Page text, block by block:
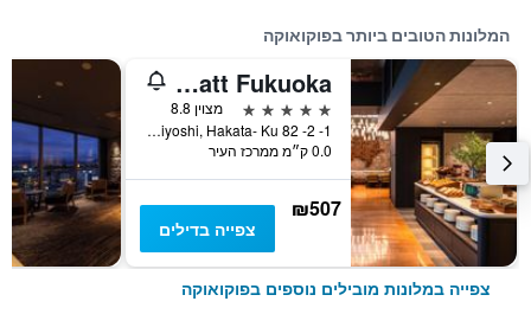
המלונות הטובים ביותר בפוקואוקה
Grand Hyatt Fukuoka
5 כוכבים
מצוין 8.8
1- 2- 82 Sumiyoshi, Hakata- Ku, פוקואוקה, יפן
0.0 ק״מ ממרכז העיר
₪507
צפייה בדילים
צפייה במלונות מובילים נוספים בפוקואוקה